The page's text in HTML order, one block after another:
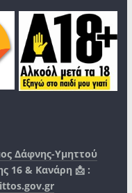
Δάφνης-Υμηττού
16 & Κανάρη 📩 :